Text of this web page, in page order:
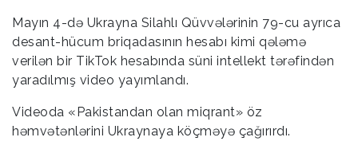
Mayın 4-də Ukrayna Silahlı Qüvvələrinin 79-cu ayrıca
desant-hücum briqadasının hesabı kimi qələmə
verilən bir TikTok hesabında süni intellekt tərəfindən
yaradılmış video yayımlandı.
Videoda «Pakistandan olan miqrant» öz
həmvətənlərini Ukraynaya köçməyə çağırırdı.